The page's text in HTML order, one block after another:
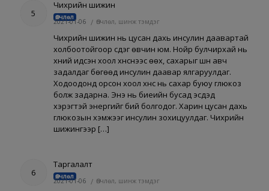
5
Чихрийн шижин
Өвчлөл
2021-01-06 / Өвчлөл, шинж тэмдэг
Чихрийн шижин нь цусан дахь инсулин даавартай
холбоотойгоор үүсдэг өвчин юм. Нойр булчирхай нь
хүний идсэн хоол хүнснээс өөх, сахарыг шүүн авч
задалдаг бөгөөд инсулин даавар ялгаруулдаг.
Ходоодонд орсон хоол хүнс нь сахар буюу глюкоз
болж задарна. Энэ нь биеийн бусад эсүүдэд
хэрэгтэй энергийг бий болгодог. Харин цусан дахь
глюкозын хэмжээг инсулин зохицуулдаг. Чихрийн
шижингээр […]
6
Таргалалт
Өвчлөл
2021-01-06 / Өвчлөл, шинж тэмдэг